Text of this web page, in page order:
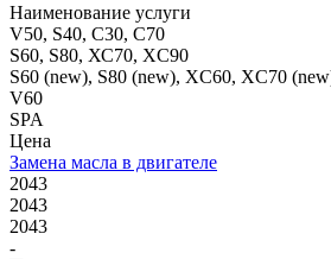
Наименование услуги
V50, S40, С30, С70
S60, S80, ХС70, XC90
S60 (new), S80 (new), XC60, XC70
V60
SPA
Цена
Замена масла в двигателе
2043
2043
2043
-